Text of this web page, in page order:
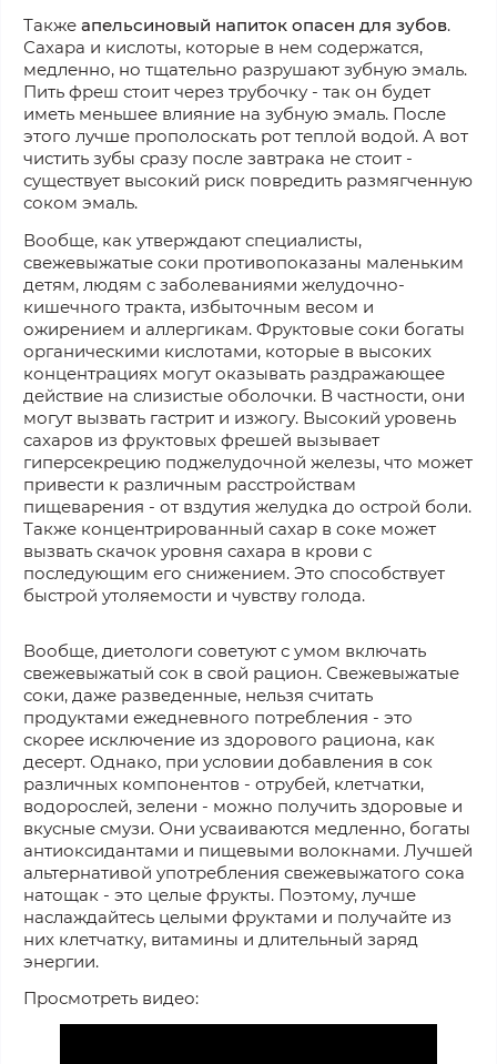
Также апельсиновый напиток опасен для зубов.
Сахара и кислоты, которые в нем содержатся,
медленно, но тщательно разрушают зубную эмаль.
Пить фреш стоит через трубочку - так он будет
иметь меньшее влияние на зубную эмаль. После
этого лучше прополоскать рот теплой водой. А вот
чистить зубы сразу после завтрака не стоит -
существует высокий риск повредить размягченную
соком эмаль.
Вообще, как утверждают специалисты,
свежевыжатые соки противопоказаны маленьким
детям, людям с заболеваниями желудочно-
кишечного тракта, избыточным весом и
ожирением и аллергикам. Фруктовые соки богаты
органическими кислотами, которые в высоких
концентрациях могут оказывать раздражающее
действие на слизистые оболочки. В частности, они
могут вызвать гастрит и изжогу. Высокий уровень
сахаров из фруктовых фрешей вызывает
гиперсекрецию поджелудочной железы, что может
привести к различным расстройствам
пищеварения - от вздутия желудка до острой боли.
Также концентрированный сахар в соке может
вызвать скачок уровня сахара в крови с
последующим его снижением. Это способствует
быстрой утоляемости и чувству голода.
Вообще, диетологи советуют с умом включать
свежевыжатый сок в свой рацион. Свежевыжатые
соки, даже разведенные, нельзя считать
продуктами ежедневного потребления - это
скорее исключение из здорового рациона, как
десерт. Однако, при условии добавления в сок
различных компонентов - отрубей, клетчатки,
водорослей, зелени - можно получить здоровые и
вкусные смузи. Они усваиваются медленно, богаты
антиоксидантами и пищевыми волокнами. Лучшей
альтернативой употребления свежевыжатого сока
натощак - это целые фрукты. Поэтому, лучше
наслаждайтесь целыми фруктами и получайте из
них клетчатку, витамины и длительный заряд
энергии.
Просмотреть видео: